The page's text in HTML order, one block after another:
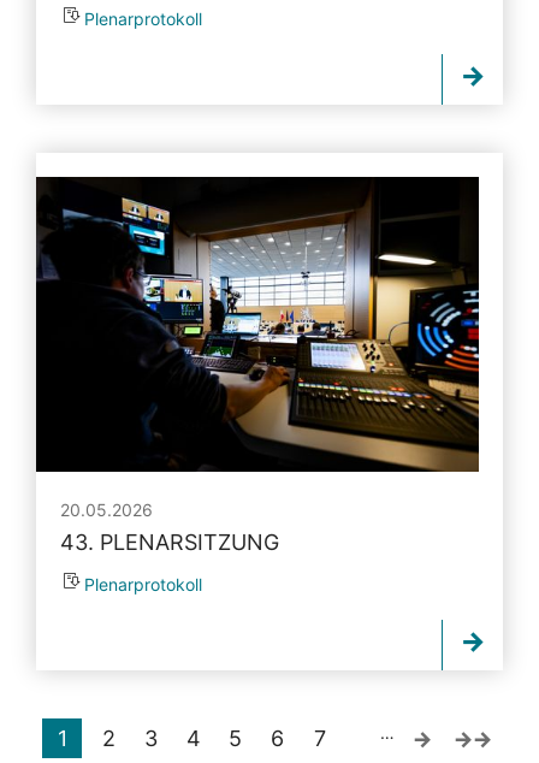
Plenarprotokoll
20.05.2026
43. PLENARSITZUNG
Plenarprotokoll
1 2 3 4 5 6 7 …